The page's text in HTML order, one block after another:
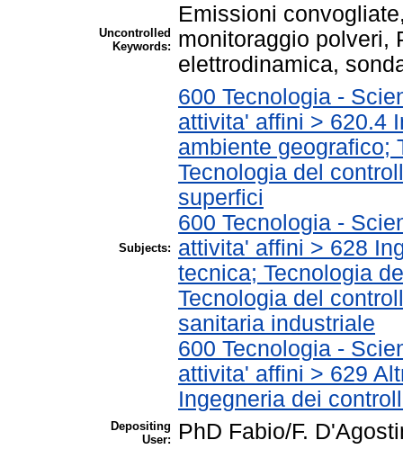
Uncontrolled
Keywords:
Emissioni
monitoraggio polveri,
elettrodinamica,
Subjects:
600 Tecnologia -
attivita' affini > 620.4
ambiente geografico;
Tecnologia del
superfici
600 Tecnologia -
attivita' affini > 628
tecnica; Tecnologia
Tecnologia del
sanitaria industriale
600 Tecnologia -
attivita' affini > 629
Ingegneria dei
Depositing
User:
PhD Fabio/F.